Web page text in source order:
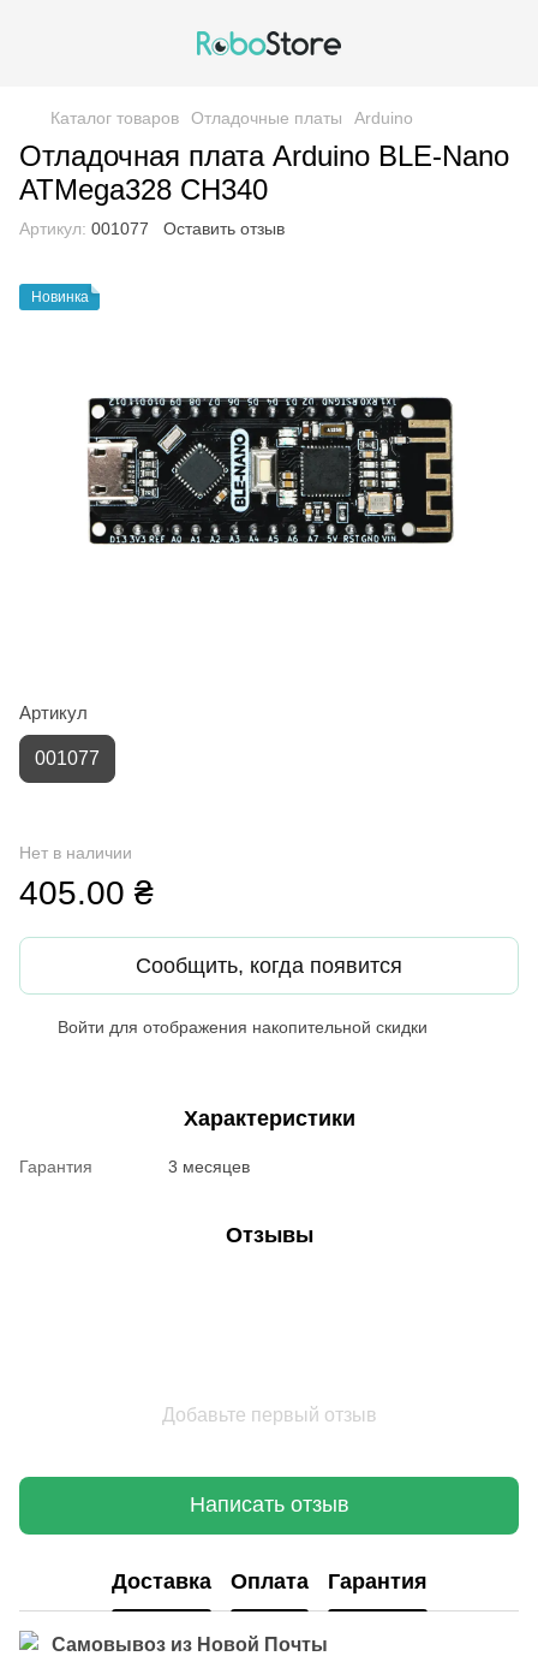
Каталог товаров Отладочные платы Arduino
Отладочная плата Arduino BLE-Nano
ATMega328 CH340
Артикул: 001077 Оставить отзыв
Новинка
Артикул
001077
Нет в наличии
405.00 ₴
Сообщить, когда появится
Войти для отображения накопительной скидки
Характеристики
Гарантия 3 месяцев
Отзывы
Добавьте первый отзыв
Написать отзыв
Доставка Оплата Гарантия
Самовывоз из Новой Почты